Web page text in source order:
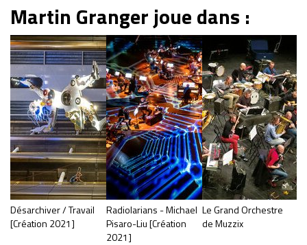
Martin Granger joue dans :
Désarchiver / Travail
[Création 2021]
Radiolarians - Michael
Pisaro-Liu [Création
2021]
Le Grand Orchestre
de Muzzix